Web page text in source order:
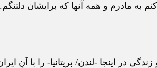
به مادرم و همه آنها که برایشان
در اینجا -لندن/ بریتانیا- را با آنِ